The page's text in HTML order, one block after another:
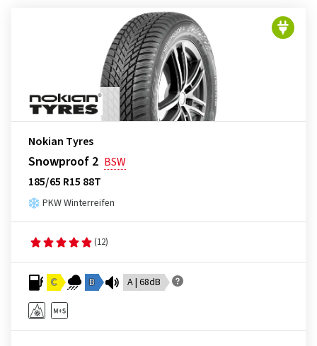
Nokian Tyres
Snowproof 2 BSW
185/65 R15 88T
PKW Winterreifen
(12)
C B A | 68dB